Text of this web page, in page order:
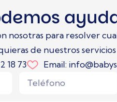
nosotras para resolver
de nuestros servicios
18 73
Email: